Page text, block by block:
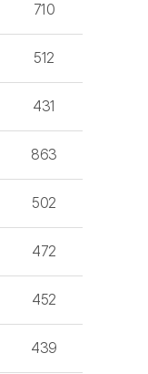
710
512
431
863
502
472
452
439